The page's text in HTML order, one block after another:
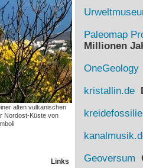
alten vulkanischen
Nordost-Küste von
Links
Paleomap
Millionen
OneGeology
kristallin.de
Geoversum